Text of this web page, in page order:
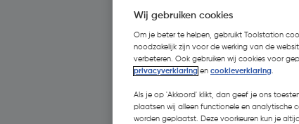
Wij gebruiken cookies
Om je beter te helpen, gebruikt Toolstation
noodzakelijk zijn voor de werking van de
verbeteren. Ook gebruiken wij cookies voor
privacyverklaring en cookieverklaring.
Als je op 'Akkoord' klikt, dan geef je ons
plaatsen wij alleen functionele en analytische
worden geplaatst. Deze voorkeuren kun je